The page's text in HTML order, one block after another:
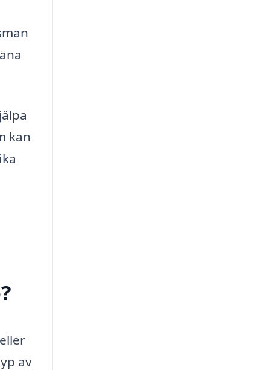
kan
av